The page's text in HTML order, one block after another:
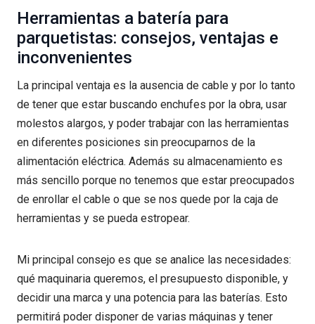
Herramientas a batería para
parquetistas: consejos, ventajas e
inconvenientes
La principal ventaja es la ausencia de cable y por lo tanto
de tener que estar buscando enchufes por la obra, usar
molestos alargos, y poder trabajar con las herramientas
en diferentes posiciones sin preocuparnos de la
alimentación eléctrica. Además su almacenamiento es
más sencillo porque no tenemos que estar preocupados
de enrollar el cable o que se nos quede por la caja de
herramientas y se pueda estropear.
Mi principal consejo es que se analice las necesidades:
qué maquinaria queremos, el presupuesto disponible, y
decidir una marca y una potencia para las baterías. Esto
permitirá poder disponer de varias máquinas y tener